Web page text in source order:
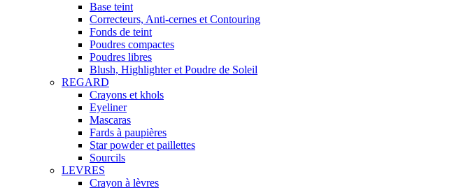
Base teint
Correcteurs, Anti-cernes et Contouring
Fonds de teint
Poudres compactes
Poudres libres
Blush, Highlighter et Poudre de Soleil
REGARD
Crayons et khols
Eyeliner
Mascaras
Fards à paupières
Star powder et paillettes
Sourcils
LEVRES
Crayon à lèvres